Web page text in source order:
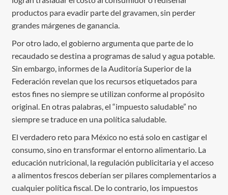
productos para evadir parte del gravamen, sin perder
grandes márgenes de ganancia.
Por otro lado, el gobierno argumenta que parte de lo
recaudado se destina a programas de salud y agua potable.
Sin embargo, informes de la Auditoría Superior de la
Federación revelan que los recursos etiquetados para
estos fines no siempre se utilizan conforme al propósito
original. En otras palabras, el “impuesto saludable” no
siempre se traduce en una política saludable.
El verdadero reto para México no está solo en castigar el
consumo, sino en transformar el entorno alimentario. La
educación nutricional, la regulación publicitaria y el acceso
a alimentos frescos deberían ser pilares complementarios a
cualquier política fiscal. De lo contrario, los impuestos